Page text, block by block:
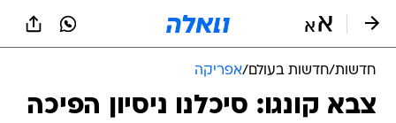
חדשות/חדשות בעולם/אפריקה
צבא קונגו: סיכלנו ניסיון הפיכה